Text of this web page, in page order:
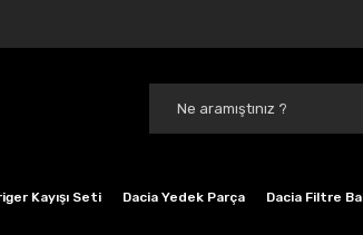
Kayışı Seti Dacia Yedek Parça Dacia Filtre